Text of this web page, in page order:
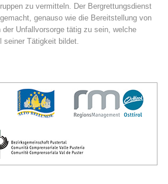
zu vermitteln. Der Bergrettungsdienst
genauso wie die Bereitstellung von
der Unfallvorsorge tätig zu sein, welche
seiner Tätigkeit bildet.